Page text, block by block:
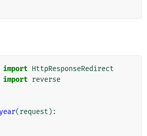
import HttpResponseRedirect
import reverse
(request ):